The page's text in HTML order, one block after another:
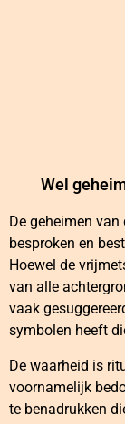
Wel
De geheimen
besproken en
Hoewel de
van alle
vaak
symbolen heeft
De waarheid is
voornamelijk
te benadrukken